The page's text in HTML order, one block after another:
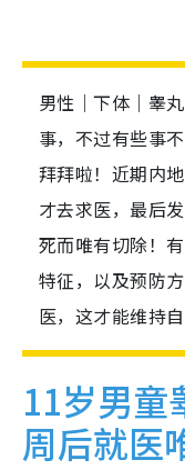
男性｜下体｜睾
事，不过有些事
拜拜啦！近期内
才去求医，最后
死而唯有切除！
特征，以及预防
医，这才能维持
11岁男童
周后就医